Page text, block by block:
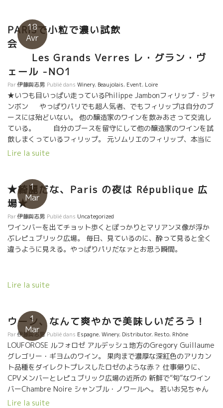
18
Avr
PARISで小粒で濃い試飲
会
Les Grands Verres レ・グラン・ヴ
ェール -NO1
Par伊藤與志男 Publié dans Winery, Beaujolais, Event, Loire
★いつも目いっぱい走っているPhilippe Jambonフィリップ・ジャ
ンボン やっぱりパリでも超人気者、でもフィリップは自分のブ
ースには殆どいない。 他の醸造家のワインを飲みあさって交流し
ている。 自分のブースを留守にして他の醸造家のワインを試
飲しまくっているフィリップ。 元ソムリエのフィリップ、本当に
他のワインを試飲するのは好きで、他の醸造家と意見交換するの
って来たことを説明している。フィリップの醸し出すオーラは凄
い。 真っ直ぐなフィリップはストレートに溶け込んでしまう ★そ
して、アンジュのホープ Damien Bureau ダミアン・ビュロー ダ
ミアンは落ち着いている。過去３年間、収穫が極小なのが続いて
いる。 ここまでの収入減はかなり厳しい。 でもダミアンは、すべ
てを受け容れて、じっくり構えて忍耐で前を見つめている。 収穫
量は極小だったけど、ワインはトビッキリ美味しい。 アルコール
いないが、超自然な甘口の2015年のシュナン。立った２樽しかな
ー甘口ワインLa Poivrotte ラ・ポワヴロットは、 SO2無添加の
ZERO ZERO!! 超貴重品! イヤー、もうたまらない！この液体は本
当に“お神酒”だ。 そして、トビッキリ爽やかな微発泡のペティア
ンSaperli Popet サペルリ・ポペット。旨い！ 会場は
PARISのエッフェル塔の近所だった。 ほろ酔いで外に出ると、パ
リの曇り空にキリット立って、先頭が雲に隠れていた。 パリ情緒
満載。
Lire la suite
1
Mar
★綺麗だな、Paris の夜は République 広
場★
Par伊藤與志男 Publié dans Uncategorized
ワインバーを出てチョット歩くとぽっかりとマリアンヌ像が浮か
ぶレピュブリック広場。 毎日、見ているのに、酔って見ると全く
違うように見える。やっぱりパリだなァとお思う瞬間。
Lire la suite
1
Mar
ウーン、なんて爽やかで美味しいだろう！
Par伊藤與志男 Publié dans Espagne,Winery, Distributor, Resto, Rhône
LOUFOROSE ルフォロゼ アルデッシュ地方のGregory Guillaume
グレゴリー・ギヨムのワイン。 果肉まで濃厚な深紅色のアリカン
ト品種をダイレクトプレスしたロゼのような赤？ 仕事帰りに、
CPVメンバーとレピュブリック広場の近所の 新鮮で“旬”なワイン
バーChambre Noire シャンブル・ノワールへ。 若いお兄ちゃん
に、『爽やかなワインを頼むよ』 勢いよく持ってきたのが、これ
Lire la suite